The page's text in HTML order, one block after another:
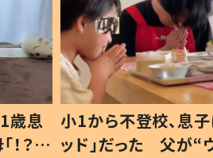
は「ギフテ
ウチ給食”を
ひ孫にデレデ
が、抱っこす